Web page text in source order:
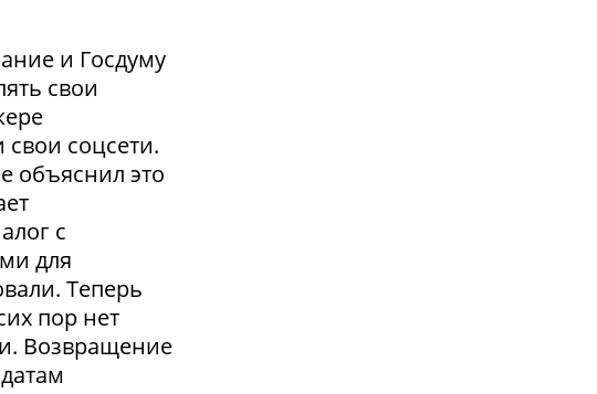
и Госдуму
свои
соцсети.
объяснил это
с
для
Теперь
пор нет
Возвращение